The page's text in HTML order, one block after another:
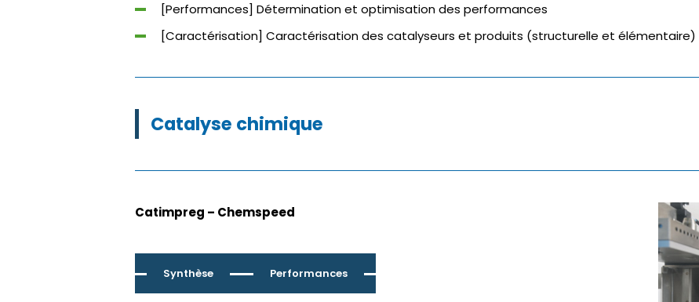
[Performances] Détermination et optimisation des performances
[Caractérisation] Caractérisation des catalyseurs et produits (structurelle et élémentaire)
Catalyse chimique
Catimpreg – Chemspeed
Synthèse Performances